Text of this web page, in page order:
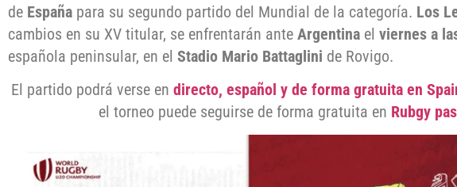
de España para su segundo partido del Mundial de la categoría. Los
cambios en su XV titular, se enfrentarán ante Argentina el viernes a
española peninsular, en el Stadio Mario Battaglini de Rovigo.
El partido podrá verse endirecto, español y de forma gratuita en
el torneo puede seguirse de forma gratuita en Rubgy